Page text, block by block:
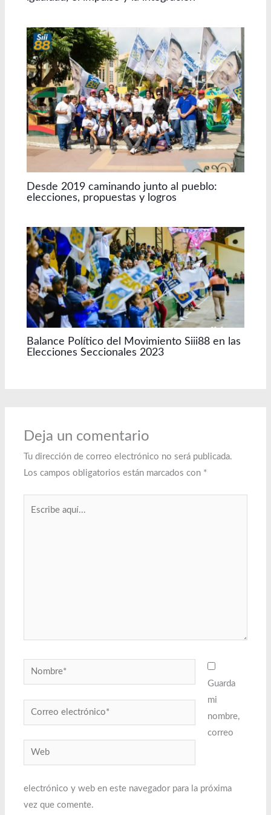
Desde 2019 caminando junto al pueblo:
elecciones, propuestas y logros
Balance Político del Movimiento Siii88 en las
Elecciones Seccionales 2023
Deja un comentario
Tu dirección de correo electrónico no será publicada.
Los campos obligatorios están marcados con *
Nombre*
Correo
electrónico*
Web
Guarda
mi
nombre,
correo
electrónico y web en este navegador para la próxima
vez que comente.